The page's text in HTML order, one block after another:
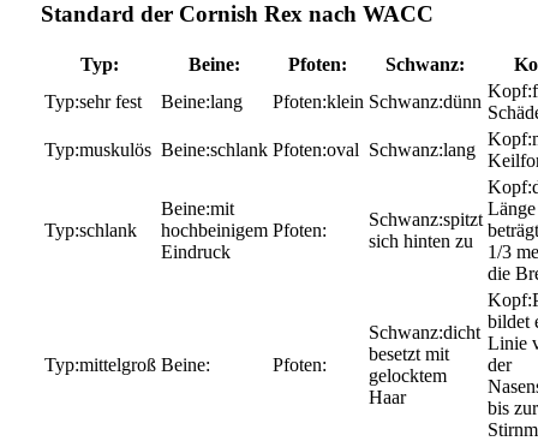
Standard der Cornish Rex nach WACC
Typ: Beine: Pfoten: Schwanz:
sehr fest
lang klein dünn
muskulös
schlank oval lang
schlank
mit
hochbeinigem
Eindruck
spitzt
sich hinten zu
Länge
1/3
die
mittelgroß
dicht
besetzt mit
gelocktem
Haar
bildet
Linie
der
bis zur